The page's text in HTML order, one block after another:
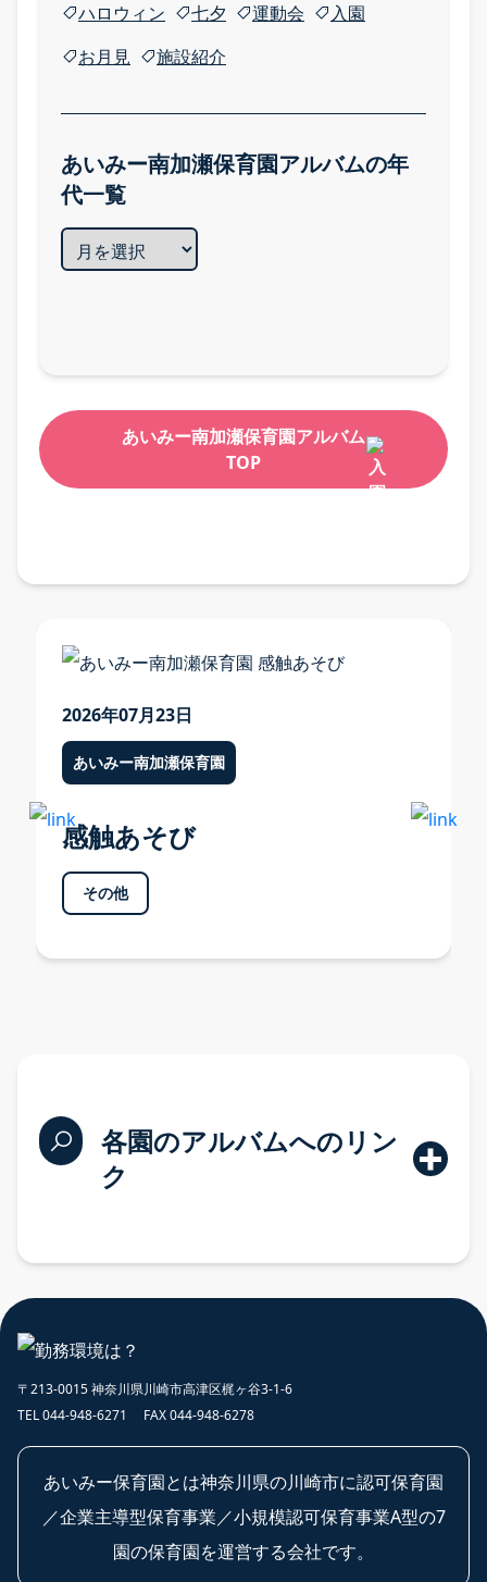
採用案内 TOP
募集要項・お祝い金
福利厚生・研修・キャリア形成
よくある質問・先輩の声
問い合わせ・エントリーフォーム
あいみー高津保育園
あいみー南加瀬保育園
あいみー平間保育園
あいみーBelle新梶ヶ谷保育園
あいみーBelle鹿島田保育園
あいみー梶ヶ谷保育園
入園案内
プライバシーポリシー
ハロウィン
七夕 運動会
入園
お月見
施設紹介
あいみー南加瀬保育園アルバムの年
代一覧
あいみー南加瀬保育園アルバム
TOP
2026年07月23日
あいみー南加瀬保育園
感触あそび
その他
各園のアルバムへのリン
ク
〒213-0015 神奈川県川崎市高津区梶ヶ谷3-1-6
TEL 044-948-6271 FAX 044-948-6278
あいみー保育園とは神奈川県の川崎市に認可保育園
／企業主導型保育事業／小規模認可保育事業A型の7
園の保育園を運営する会社です。